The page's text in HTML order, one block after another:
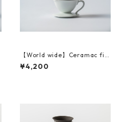
【World wide】Ceramac filt
er ＆dripper set 海外発送
¥4,200